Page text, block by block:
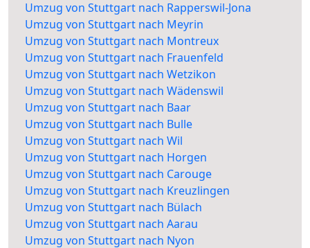
Umzug von Stuttgart nach Rapperswil-Jona
Umzug von Stuttgart nach Meyrin
Umzug von Stuttgart nach Montreux
Umzug von Stuttgart nach Frauenfeld
Umzug von Stuttgart nach Wetzikon
Umzug von Stuttgart nach Wädenswil
Umzug von Stuttgart nach Baar
Umzug von Stuttgart nach Bulle
Umzug von Stuttgart nach Wil
Umzug von Stuttgart nach Horgen
Umzug von Stuttgart nach Carouge
Umzug von Stuttgart nach Kreuzlingen
Umzug von Stuttgart nach Bülach
Umzug von Stuttgart nach Aarau
Umzug von Stuttgart nach Nyon